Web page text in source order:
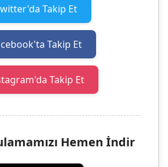
Takip Et
Takip Et
Takip Et
Hemen İndir